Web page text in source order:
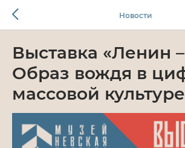
Новости
Выставка «Ленин
Образ вождя в
массовой